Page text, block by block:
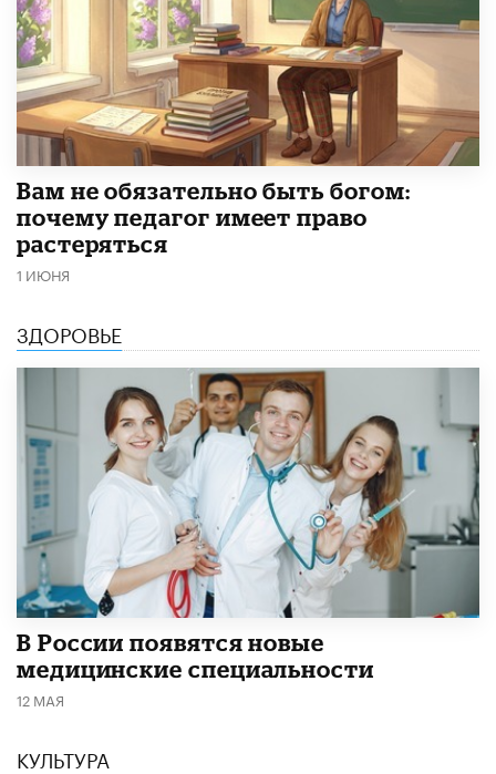
​Вам не обязательно быть богом:
почему педагог имеет право
растеряться
1 ИЮНЯ
ЗДОРОВЬЕ
В России появятся новые
медицинские специальности
12 МАЯ
КУЛЬТУРА